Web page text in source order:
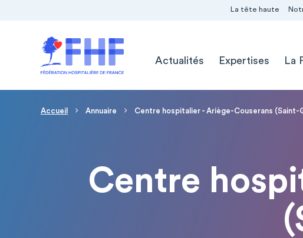
La tête haute
Actualités
Expertises La
Fil d'Ariane
Accueil Annuaire Centre hospitalier - Ariège-Couserans (Saint-
Centre